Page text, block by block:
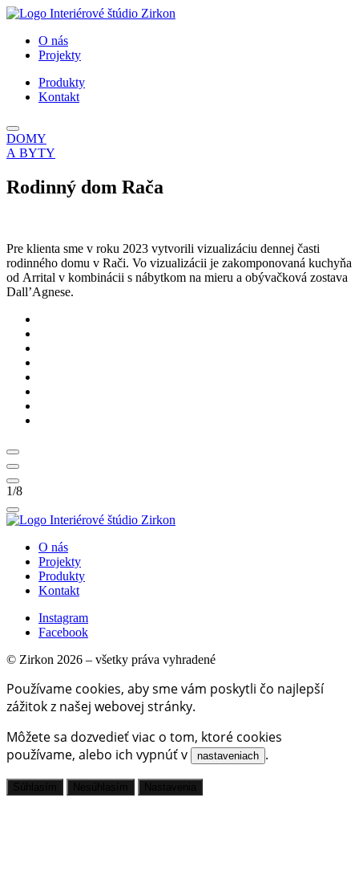
O nás
Projekty
Produkty
Kontakt
DOMY
A BYTY
Rodinný dom Rača
Pre klienta sme v roku 2023 vytvorili vizualizáciu dennej časti
rodinného domu v Rači. Vo vizualizácii je zakomponovaná kuchyňa
od Arrital v kombinácii s nábytkom na mieru a obývačková zostava
Dall’Agnese.
1/8
O nás
Projekty
Produkty
Kontakt
Instagram
Facebook
© Zirkon 2026 – všetky práva vyhradené
Používame cookies, aby sme vám poskytli čo najlepší
zážitok z našej webovej stránky.
Môžete sa dozvedieť viac o tom, ktoré cookies
používame, alebo ich vypnúť v
nastaveniach .